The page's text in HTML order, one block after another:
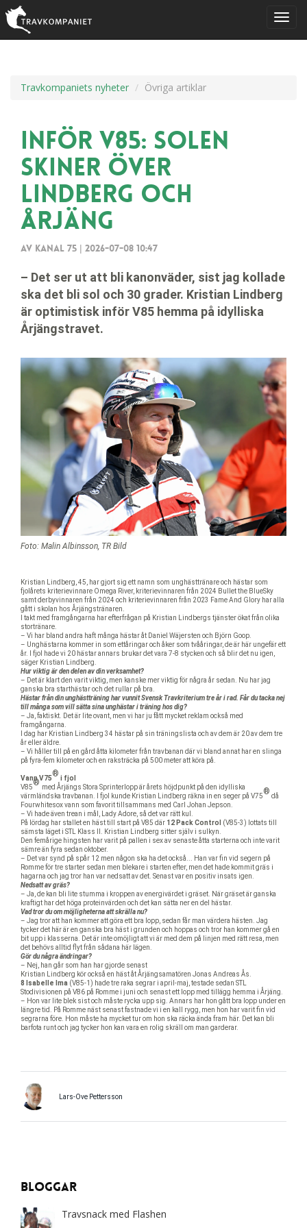
Travkompaniets nyheter Övriga artiklar
Inför V85: Solen
skiner över
Lindberg och
Årjäng
Av Kanal 75 | 2026-07-08 10:47
– Det ser ut att bli kanonväder, sist jag kollade
ska det bli sol och 30 grader. Kristian Lindberg
är optimistisk inför V85 hemma på idylliska
Årjängstravet.
Foto: Malin Albinsson, TR Bild
Kristian Lindberg, 45, har gjort sig ett namn som unghästtränare och hästar som
fjolårets kriterievinnare Omega River, kriterievinnaren från 2024 Bullet the BlueSky
samt derbyvinnaren från 2024 och kriterievinnaren från 2023 Fame And Glory har alla
gått i skolan hos Årjängstränaren.
I takt med framgångarna har efterfrågan på Kristian Lindbergs tjänster ökat från olika
stortränare.
– Vi har bland andra haft många hästar åt Daniel Wäjersten och Björn Goop.
– Unghästarna kommer in som ettåringar och åker som tvååringar, de är här ungefär ett
år. I fjol hade vi 20 hästar annars brukar det vara 7-8 stycken och så blir det nu igen,
säger Kristian Lindberg.
Hur viktig är den delen av din verksamhet?
– Det är klart den varit viktig, men kanske mer viktig för några år sedan. Nu har jag
ganska bra starthästar och det rullar på bra.
Hästar från din unghästträning har vunnit Svensk Travkriterium tre år i rad. Får du tacka nej
till många som vill sätta sina unghästar i träning hos dig?
– Ja, faktiskt. Det är lite ovant, men vi har ju fått mycket reklam också med
framgångarna.
I dag har Kristian Lindberg 34 hästar på sin träningslista och av dem är 20 av dem tre
år eller äldre.
– Vi håller till på en gård åtta kilometer från travbanan där vi bland annat har en slinga
på fyra-fem kilometer och en raksträcka på 500 meter att köra på.
Vann V75®
® i fjol
V85®
®med Årjängs Stora Sprinterlopp är årets höjdpunkt på den idylliska
värmländska travbanan. I fjol kunde Kristian Lindberg räkna in en seger på V75®
® då
Fourwhitesox vann som favorit tillsammans med Carl Johan Jepson.
– Vi hade även trean i mål, Lady Adore, så det var rätt kul.
På lördag har stallet en häst till start på V85 där 12 Pack Control
(V85-3) lottats till
sämsta läget i STL Klass II. Kristian Lindberg sitter själv i sulkyn.
Den femårige hingsten har varit på pallen i sex av senaste åtta starterna och inte varit
sämre än fyra sedan oktober.
– Det var synd på spår 12 men någon ska ha det också... Han var fin vid segern på
Romme för tre starter sedan men blekare i starten efter, men det hade kommit gräs i
hagarna och jag tror han var nedsatt av det. Senast var en positiv insats igen.
Nedsatt av gräs?
– Ja, de kan bli lite stumma i kroppen av energivärdet i gräset. När gräset är ganska
kraftigt har det höga proteinvärden och det kan sätta ner en del hästar.
Vad tror du om möjligheterna att skrälla nu?
– Jag tror att han kommer att göra ett bra lopp, sedan får man värdera hästen. Jag
tycker det här är en ganska bra häst i grunden och hoppas och tror han kommer gå en
bit upp i klasserna. Det är inte omöjligt att vi är med dem på linjen med rätt resa, men
det behövs alltid flyt från sådana här lägen.
Gör du några ändringar?
– Nej, han går som han har gjorde senast
Kristian Lindberg kör också en häst åt Årjängsamatören Jonas Andreas Ås.
8 Isabelle Ima (V85-1) hade tre raka segrar i april-maj, testade sedan STL
Stodivisionen på V86 på Romme i juni och senast ett lopp med tillägg hemma i Årjäng.
– Hon var lite blek sist och måste rycka upp sig. Annars har hon gått bra lopp under en
längre tid. På Romme näst senast fastnade vi i en kall rygg, men hon har varit fin vid
segrarna före. Hon måste ha mycket tur om hon ska räcka ända fram här. Det kan bli
barfota runt och jag tycker hon kan vara en rolig skräll om man garderar.
Lars-Ove Pettersson
Bloggar
Travsnack med Flashen